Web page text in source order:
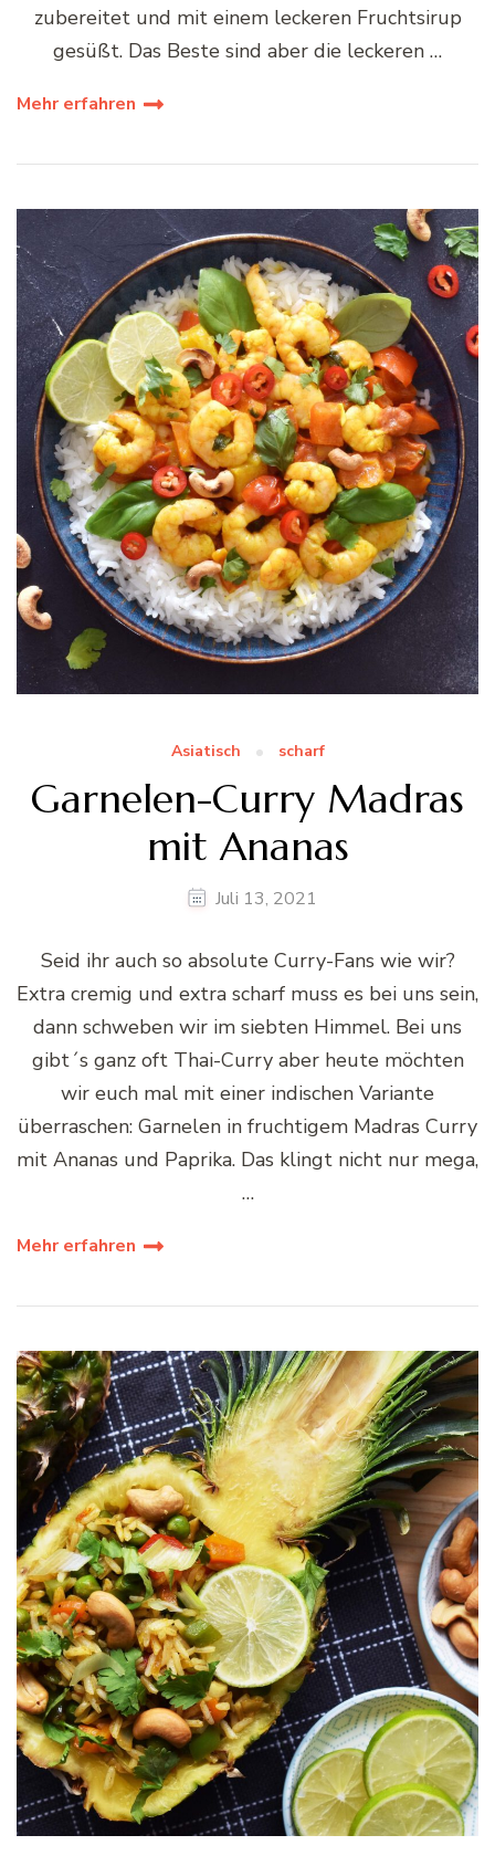
zubereitet und mit einem leckeren Fruchtsirup
gesüßt. Das Beste sind aber die leckeren …
Mehr erfahren
Asiatisch scharf
Garnelen-Curry Madras
mit Ananas
Juli 13, 2021
Seid ihr auch so absolute Curry-Fans wie wir?
Extra cremig und extra scharf muss es bei uns sein,
dann schweben wir im siebten Himmel. Bei uns
gibt´s ganz oft Thai-Curry aber heute möchten
wir euch mal mit einer indischen Variante
überraschen: Garnelen in fruchtigem Madras Curry
mit Ananas und Paprika. Das klingt nicht nur mega,
…
Mehr erfahren